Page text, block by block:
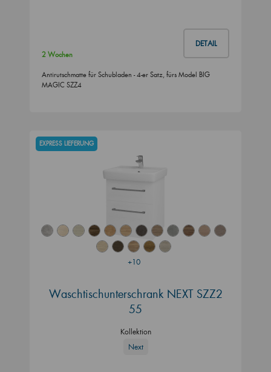
DETAIL
2 Wochen
Antirutschmatte für Schubladen - 4-er Satz, fürs Model BIG
MAGIC SZZ4
+10
EXPRESS LIEFERUNG
Waschtischunterschrank NEXT SZZ2
55
Kollektion
Next